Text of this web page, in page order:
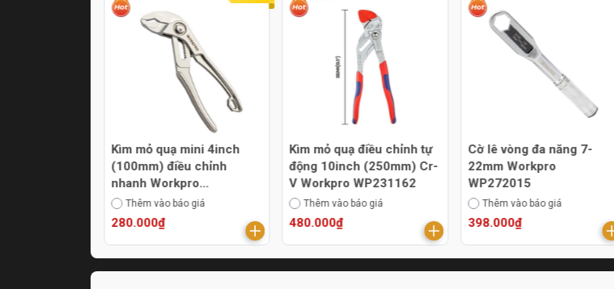
Kìm mỏ quạ mini 4inch
(100mm) điều chỉnh
nhanh Workpro
WP231170
Thêm vào báo giá
280.000₫
Kìm mỏ quạ điều chỉnh tự
động 10inch (250mm) Cr-
V Workpro WP231162
Thêm vào báo giá
480.000₫
Cờ lê vòng đa năng 7-
22mm Workpro
WP272015
Thêm vào báo giá
398.000₫